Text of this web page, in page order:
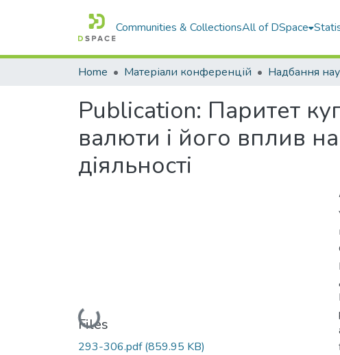
Communities & CollectionsAll of DSpace
Home Матеріали конференцій Надбання
Publication: Паритет
валюти і його вплив
діяльності
Loading...
Files
293-306.pdf(859.95 KB)